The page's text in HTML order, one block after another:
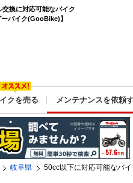
換に対応可能なバイク
バイク(GooBike)】
クを売る メンテナンスを依頼
岐阜県 50cc以下に対応可能なバ